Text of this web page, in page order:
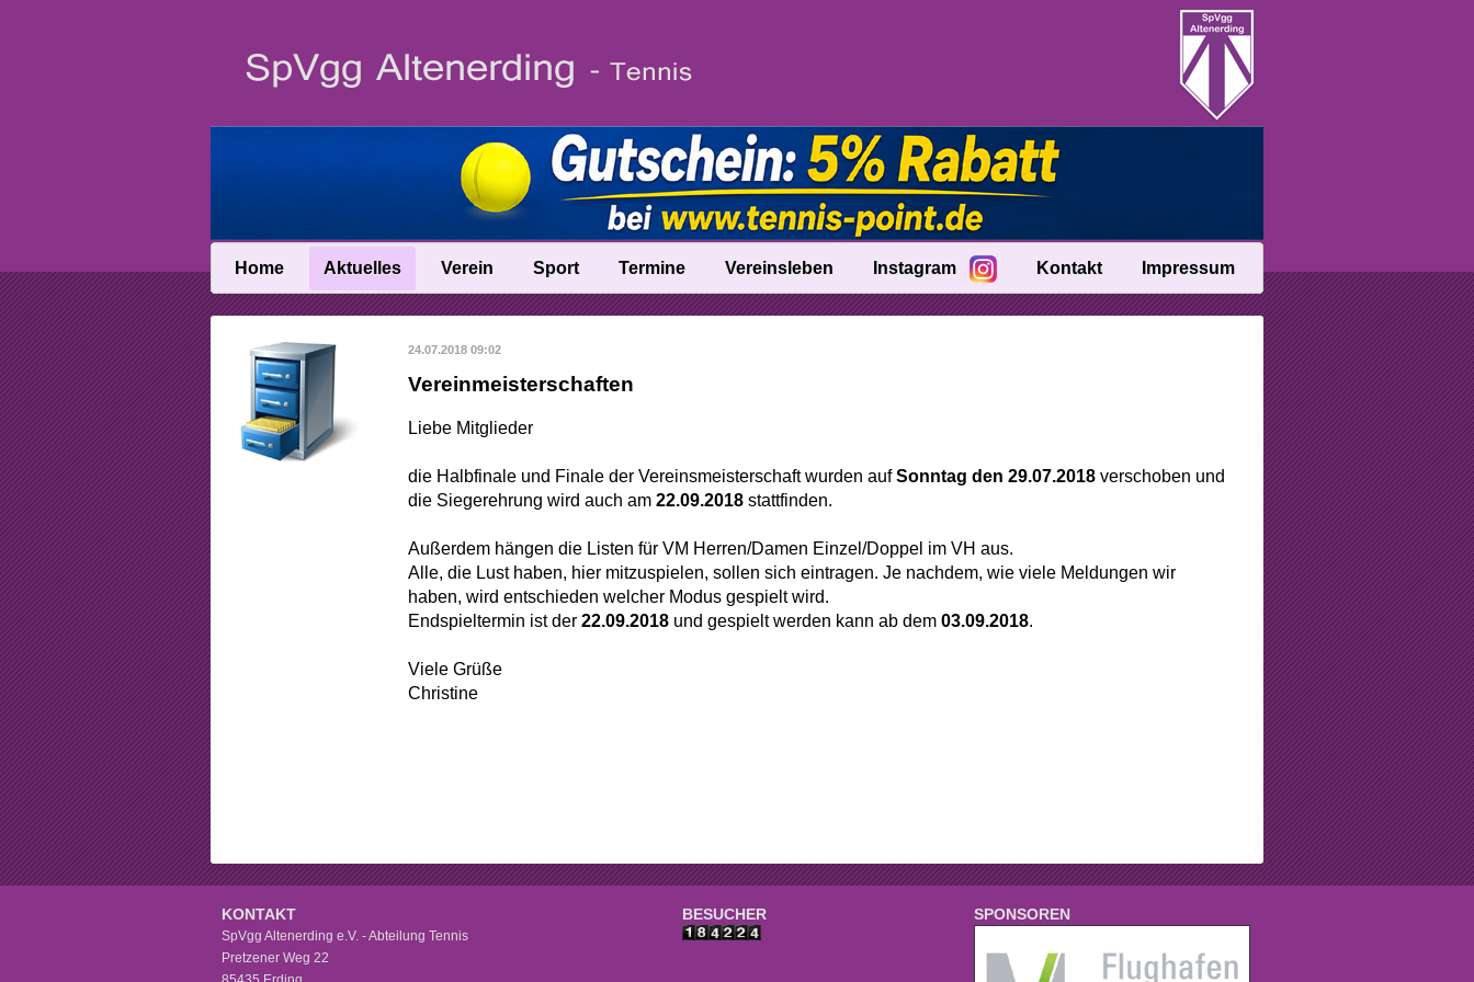
Home Aktuelles
News
News-Archiv
Verein
Vereinsinfo
Vereinschronik
Beschlüsse
Mitgliedschaft
Arbeitsstunden
Formulare
Sponsoring
Sport
Trainer
Mannschaften
Tennistreff
Spielerbörse
Turniere
Termine Vereinsleben Instagram Kontakt Impressum
24.07.2018 09:02
Vereinmeisterschaften
Liebe Mitglieder
die Halbfinale und Finale der Vereinsmeisterschaft wurden aufSonntag den 29.07.2018 verschoben und
die Siegerehrung wird auch am 22.09.2018 stattfinden.
Außerdem hängen die Listen für VM Herren/Damen Einzel/Doppel im VH aus.
Alle, die Lust haben, hier mitzuspielen, sollen sich eintragen. Je nachdem, wie viele Meldungen wir
haben, wird entschieden welcher Modus gespielt wird.
Endspieltermin ist der 22.09.2018 und gespielt werden kann ab dem 03.09.2018.
Viele Grüße
Christine
KONTAKT
SpVgg Altenerding e.V. - Abteilung Tennis
Pretzener Weg 22
BESUCHER SPONSOREN